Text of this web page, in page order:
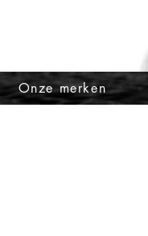
Onze merken